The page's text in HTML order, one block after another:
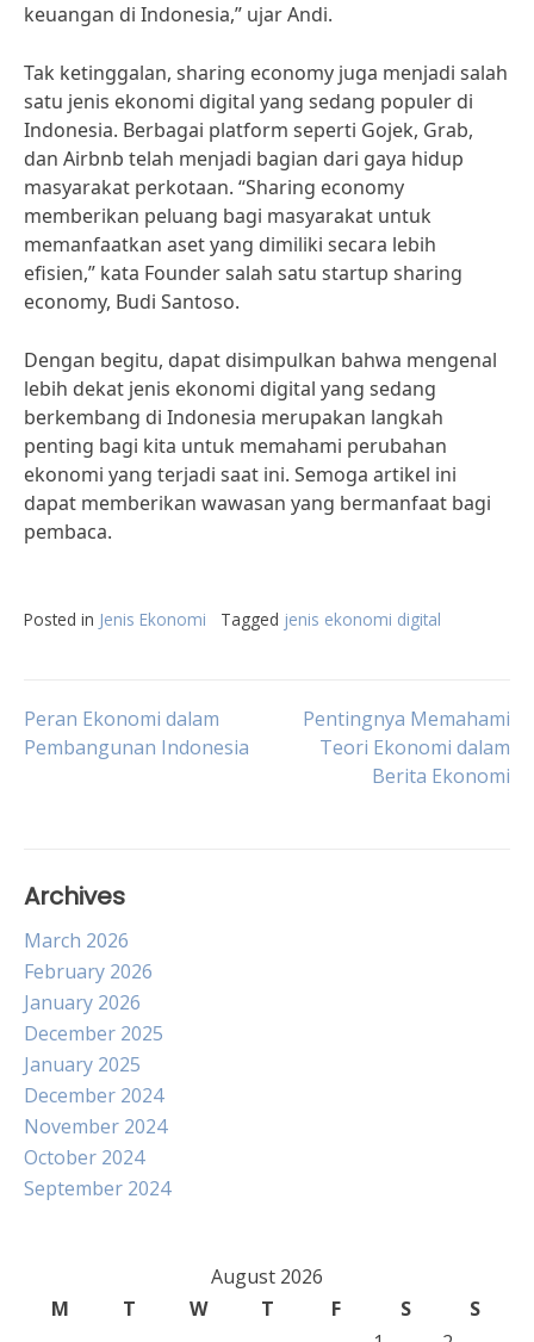
keuangan di Indonesia,” ujar Andi.
Tak ketinggalan, sharing economy juga menjadi salah
satu jenis ekonomi digital yang sedang populer di
Indonesia. Berbagai platform seperti Gojek, Grab,
dan Airbnb telah menjadi bagian dari gaya hidup
masyarakat perkotaan. “Sharing economy
memberikan peluang bagi masyarakat untuk
memanfaatkan aset yang dimiliki secara lebih
efisien,” kata Founder salah satu startup sharing
economy, Budi Santoso.
Dengan begitu, dapat disimpulkan bahwa mengenal
lebih dekat jenis ekonomi digital yang sedang
berkembang di Indonesia merupakan langkah
penting bagi kita untuk memahami perubahan
ekonomi yang terjadi saat ini. Semoga artikel ini
dapat memberikan wawasan yang bermanfaat bagi
pembaca.
Posted in Jenis Ekonomi Tagged jenis ekonomi digital
Post
Peran Ekonomi dalam
Pembangunan Indonesia
Pentingnya Memahami
Teori Ekonomi dalam
Berita Ekonomi
Archives
March 2026
February 2026
January 2026
December 2025
January 2025
December 2024
November 2024
October 2024
September 2024
August 2026
M
T W T F S
S